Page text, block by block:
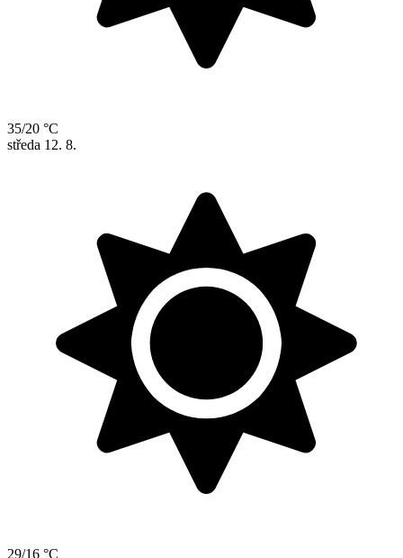
35/20 °C
středa 12. 8.
29/16 °C